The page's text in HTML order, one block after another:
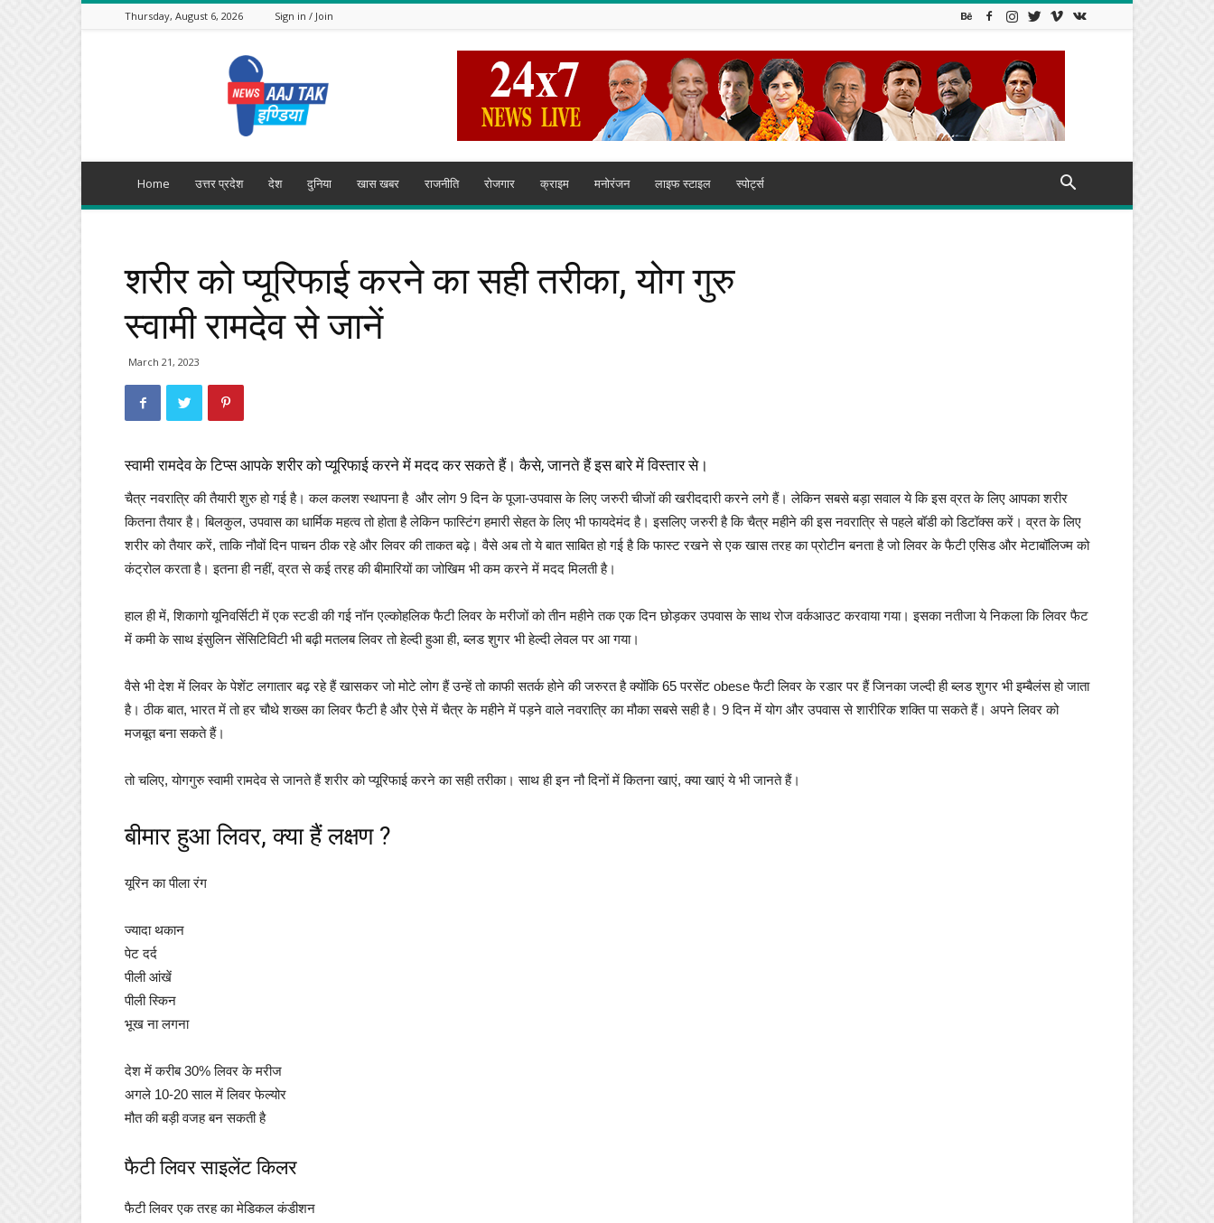
Thursday, August 6, 2026 Sign in / Join
India
Home उत्तर प्रदेश देश दुनिया खास खबर राजनीति रोजगार क्राइम मनोरंजन लाइफ स्टाइल स्पोर्ट्स
शरीर को प्यूरिफाई करने का सही तरीका, योग गुरु
स्वामी रामदेव से जानें
March 21, 2023
स्वामी रामदेव के टिप्स आपके शरीर को प्यूरिफाई करने में मदद कर सकते हैं। कैसे, जानते हैं इस बारे में विस्तार से।
चैत्र नवरात्रि की तैयारी शुरु हो गई है। कल कलश स्थापना है और लोग 9 दिन के पूजा-उपवास के लिए जरुरी चीजों की खरीददारी करने लगे हैं। लेकिन सबसे बड़ा सवाल ये कि इस व्रत के लिए आपका शरीर
कितना तैयार है। बिलकुल, उपवास का धार्मिक महत्व तो होता है लेकिन फास्टिंग हमारी सेहत के लिए भी फायदेमंद है। इसलिए जरुरी है कि चैत्र महीने की इस नवरात्रि से पहले बॉडी को डिटॉक्स करें। व्रत के लिए
शरीर को तैयार करें, ताकि नौवों दिन पाचन ठीक रहे और लिवर की ताकत बढ़े। वैसे अब तो ये बात साबित हो गई है कि फास्ट रखने से एक खास तरह का प्रोटीन बनता है जो लिवर के फैटी एसिड और मेटाबॉलिज्म को
कंट्रोल करता है। इतना ही नहीं, व्रत से कई तरह की बीमारियों का जोखिम भी कम करने में मदद मिलती है।
हाल ही में, शिकागो यूनिवर्सिटी में एक स्टडी की गई नॉन एल्कोहलिक फैटी लिवर के मरीजों को तीन महीने तक एक दिन छोड़कर उपवास के साथ रोज वर्कआउट करवाया गया। इसका नतीजा ये निकला कि लिवर फैट
में कमी के साथ इंसुलिन सेंसिटिविटी भी बढ़ी मतलब लिवर तो हेल्दी हुआ ही, ब्लड शुगर भी हेल्दी लेवल पर आ गया।
वैसे भी देश में लिवर के पेशेंट लगातार बढ़ रहे हैं खासकर जो मोटे लोग हैं उन्हें तो काफी सतर्क होने की जरुरत है क्योंकि 65 परसेंट obese फैटी लिवर के रडार पर हैं जिनका जल्दी ही ब्लड शुगर भी इम्बैलंस हो जाता
है। ठीक बात, भारत में तो हर चौथे शख्स का लिवर फैटी है और ऐसे में चैत्र के महीने में पड़ने वाले नवरात्रि का मौका सबसे सही है। 9 दिन में योग और उपवास से शारीरिक शक्ति पा सकते हैं। अपने लिवर को
मजबूत बना सकते हैं।
तो चलिए, योगगुरु स्वामी रामदेव से जानते हैं शरीर को प्यूरिफाई करने का सही तरीका। साथ ही इन नौ दिनों में कितना खाएं, क्या खाएं ये भी जानते हैं।
बीमार हुआ लिवर, क्या हैं लक्षण ?
यूरिन का पीला रंग
ज्यादा थकान
पेट दर्द
पीली आंखें
पीली स्किन
भूख ना लगना
देश में करीब 30% लिवर के मरीज
अगले 10-20 साल में लिवर फेल्योर
मौत की बड़ी वजह बन सकती है
फैटी लिवर साइलेंट किलर
फैटी लिवर एक तरह का मेडिकल कंडीशन